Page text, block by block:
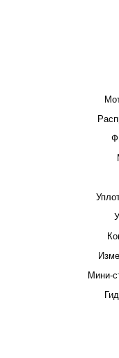
Мини-